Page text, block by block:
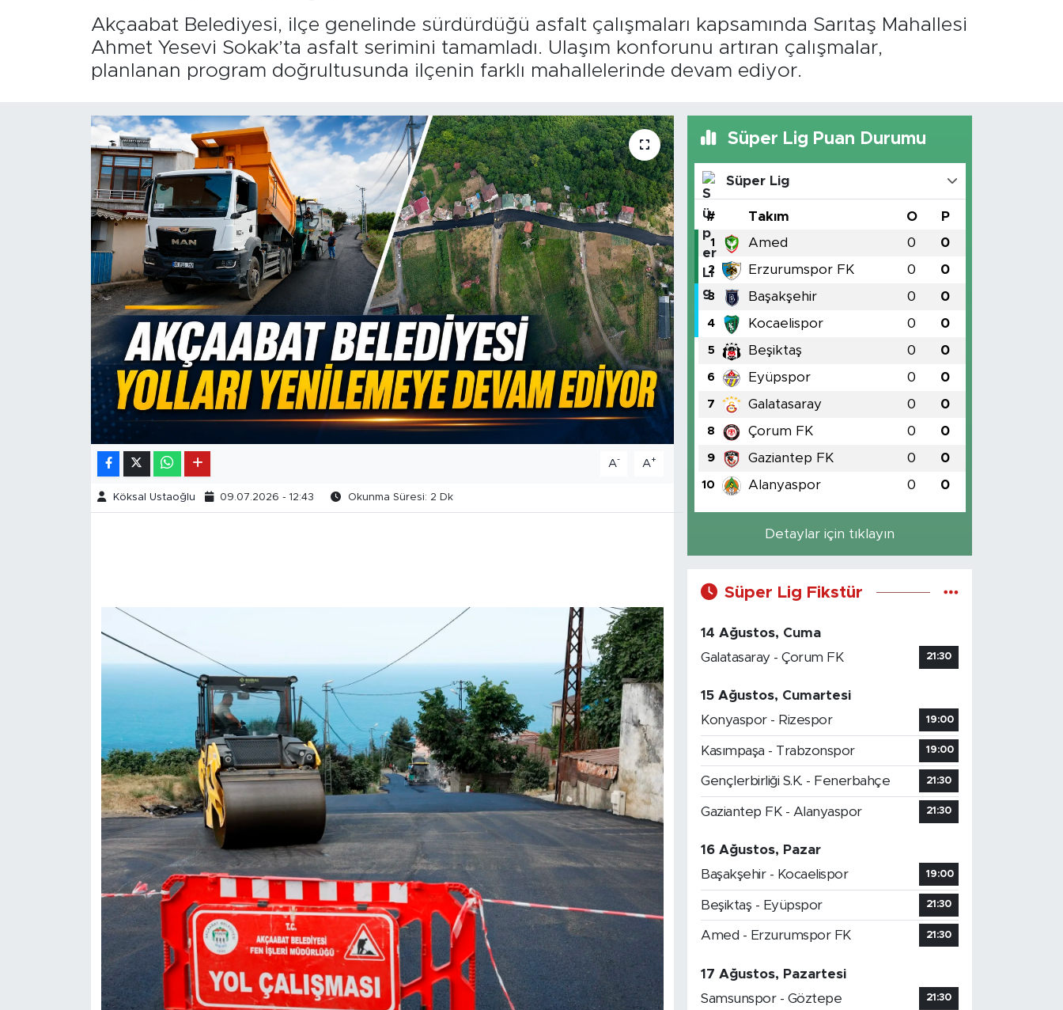
Akçaabat Belediyesi, ilçe genelinde sürdürdüğü asfalt çalışmaları kapsamında Sarıtaş Mahallesi
Ahmet Yesevi Sokak’ta asfalt serimini tamamladı. Ulaşım konforunu artıran çalışmalar,
planlanan program doğrultusunda ilçenin farklı mahallelerinde devam ediyor.
A- A+
Köksal Ustaoğlu 09.07.2026 - 12:43 Okunma Süresi: 2 Dk
Süper Lig Puan Durumu
Süper Lig
# Takım O P
1 Amed 0 0
2 Erzurumspor FK 0 0
3 Başakşehir 0 0
4 Kocaelispor 0 0
5 Beşiktaş 0 0
6 Eyüpspor 0 0
7 Galatasaray 0 0
8 Çorum FK 0 0
9 Gaziantep FK 0 0
10 Alanyaspor 0 0
Detaylar için tıklayın
Süper Lig Fikstür
14 Ağustos, Cuma
Galatasaray - Çorum FK
21:30
15 Ağustos, Cumartesi
Konyaspor - Rizespor
19:00
Kasımpaşa - Trabzonspor 19:00
Gençlerbirliği S.K. - Fenerbahçe 21:30
Gaziantep FK - Alanyaspor 21:30
16 Ağustos, Pazar
Başakşehir - Kocaelispor
19:00
Beşiktaş - Eyüpspor 21:30
Amed - Erzurumspor FK 21:30
17 Ağustos, Pazartesi
Samsunspor - Göztepe
21:30